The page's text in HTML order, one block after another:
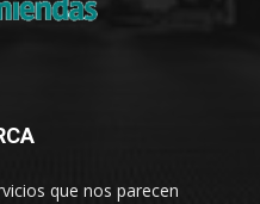
que nos parecen